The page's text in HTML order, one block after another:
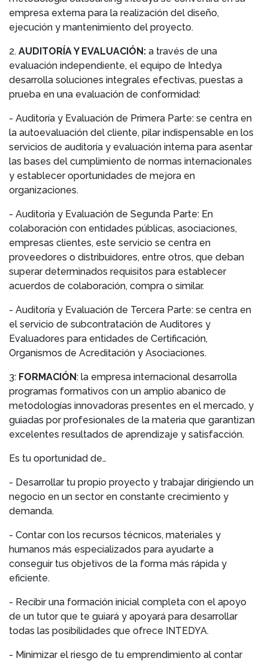
empresa externa para la realización del diseño,
ejecución y mantenimiento del proyecto.
2. AUDITORÍA Y EVALUACIÓN: a través de una
evaluación independiente, el equipo de Intedya
desarrolla soluciones integrales efectivas, puestas a
prueba en una evaluación de conformidad:
- Auditoría y Evaluación de Primera Parte: se centra en
la autoevaluación del cliente, pilar indispensable en los
servicios de auditoría y evaluación interna para asentar
las bases del cumplimiento de normas internacionales
y establecer oportunidades de mejora en
organizaciones.
- Auditoría y Evaluación de Segunda Parte: En
colaboración con entidades públicas, asociaciones,
empresas clientes, este servicio se centra en
proveedores o distribuidores, entre otros, que deban
superar determinados requisitos para establecer
acuerdos de colaboración, compra o similar.
- Auditoría y Evaluación de Tercera Parte: se centra en
el servicio de subcontratación de Auditores y
Evaluadores para entidades de Certificación,
Organismos de Acreditación y Asociaciones.
3: FORMACIÓN: la empresa internacional desarrolla
programas formativos con un amplio abanico de
metodologías innovadoras presentes en el mercado, y
guiadas por profesionales de la materia que garantizan
excelentes resultados de aprendizaje y satisfacción.
Es tu oportunidad de…
- Desarrollar tu propio proyecto y trabajar dirigiendo un
negocio en un sector en constante crecimiento y
demanda.
- Contar con los recursos técnicos, materiales y
humanos más especializados para ayudarte a
conseguir tus objetivos de la forma más rápida y
eficiente.
- Recibir una formación inicial completa con el apoyo
de un tutor que te guiará y apoyará para desarrollar
todas las posibilidades que ofrece INTEDYA.
- Minimizar el riesgo de tu emprendimiento al contar